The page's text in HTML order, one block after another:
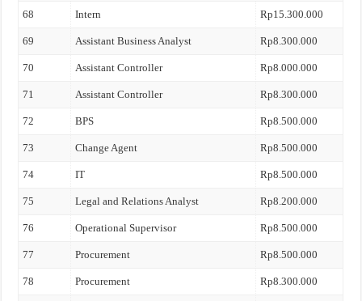
68 Intern Rp15.300.000
69 Assistant Business Analyst Rp8.300.000
70 Assistant Controller Rp8.000.000
71 Assistant Controller Rp8.300.000
72 BPS Rp8.500.000
73 Change Agent Rp8.500.000
74 IT Rp8.500.000
75 Legal and Relations Analyst Rp8.200.000
76 Operational Supervisor Rp8.500.000
77 Procurement Rp8.500.000
78 Procurement Rp8.300.000